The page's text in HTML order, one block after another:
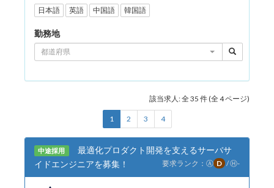
日本語 英語 中国語 韓国語
勤務地
都道府県
該当求人: 全 35 件 (全 4 ページ)
1 2 3 4
中途採用
最適化プロダクト開発を支えるサーバサ
イドエンジニアを募集！
要求ランク： Ⓐ D /Ⓗ-